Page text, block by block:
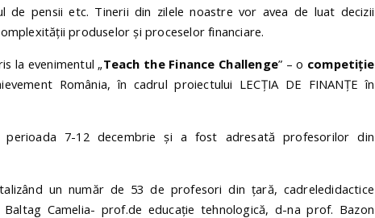
de pensii etc. Tinerii din zilele noastre vor avea de luat decizii
produselor și proceselor financiare.
la evenimentul „Teach the Finance Challenge” – o competiție
România, în cadrul proiectului LECȚIA DE FINANȚE în
7-12 decembrie și a fost adresată profesorilor din
un număr de 53 de profesori din țară, cadreledidactice
Camelia- prof.de educație tehnologică, d-na prof. Bazon